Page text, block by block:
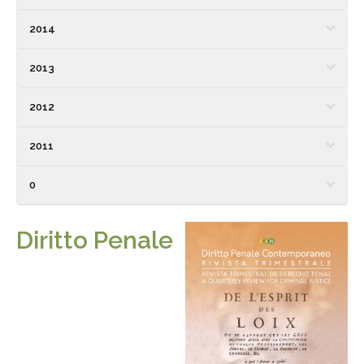
2014
2013
2012
2011
0
Diritto Penale